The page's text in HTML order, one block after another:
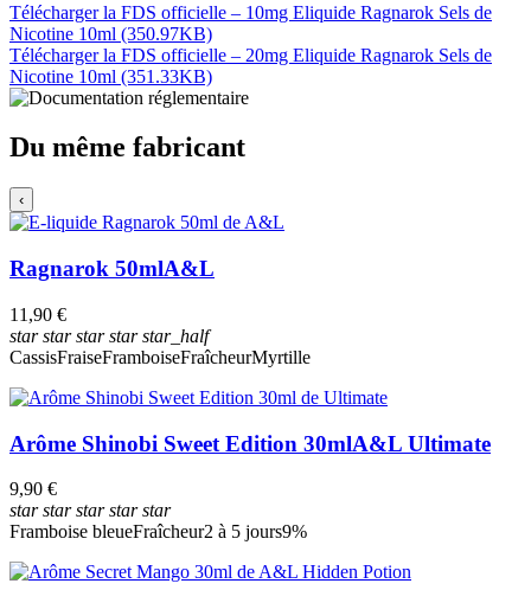
Télécharger la FDS officielle – 10mg Eliquide Ragnarok Sels de
Nicotine 10ml (350.97KB)
Télécharger la FDS officielle – 20mg Eliquide Ragnarok Sels de
Nicotine 10ml (351.33KB)
Du même fabricant
‹
Ragnarok 50mlA&L
11,90 €
starstarstarstarstar_half
CassisFraiseFramboiseFraîcheurMyrtille
Arôme Shinobi Sweet Edition 30mlA&L Ultimate
9,90 €
starstarstarstarstar
Framboise bleueFraîcheur2 à 5 jours9%